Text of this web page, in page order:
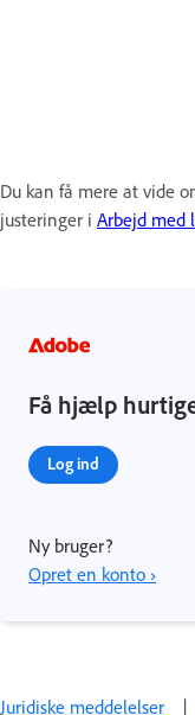
Du kan få mere at vide
justeringer i Arbejd med
Få hjælp
Log ind
Ny bruger?
Opret en konto ›
Juridiske meddelelser |